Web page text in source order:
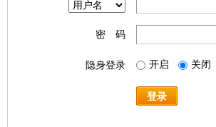
密 码
隐身登录 开启 关闭
登录